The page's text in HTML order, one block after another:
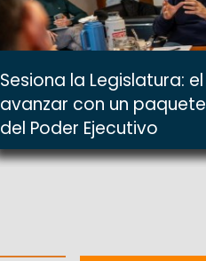
Sesiona la Legislatura:
avanzar con un
del Poder Ejecutivo